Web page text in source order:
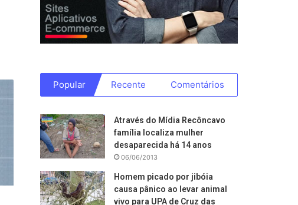
Popular Recente Comentários
Através do Mídia Recôncavo
família localiza mulher
desaparecida há 14 anos
06/06/2013
Homem picado por jibóia
causa pânico ao levar animal
vivo para UPA de Cruz das